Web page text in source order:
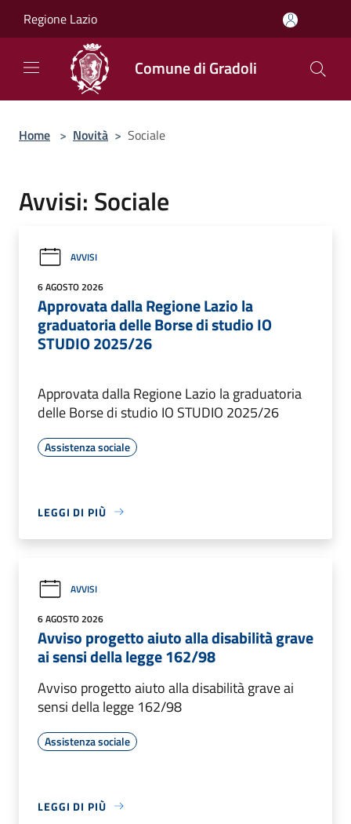
Regione Lazio
Comune di Gradoli
Home > Novità > Sociale
Avvisi: Sociale
AVVISI
6 AGOSTO 2026
Approvata dalla Regione Lazio la
graduatoria delle Borse di studio IO
STUDIO 2025/26
Approvata dalla Regione Lazio la graduatoria
delle Borse di studio IO STUDIO 2025/26
Assistenza sociale
LEGGI DI PIÙ
AVVISI
6 AGOSTO 2026
Avviso progetto aiuto alla disabilità grave
ai sensi della legge 162/98
Avviso progetto aiuto alla disabilità grave ai
sensi della legge 162/98
Assistenza sociale
LEGGI DI PIÙ